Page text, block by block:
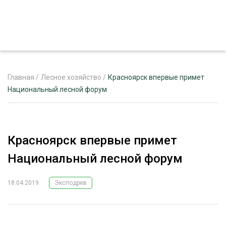
РЕКЛАМОДАТЕЛЯМ
ЛЕСНОЕ ХОЗЯЙСТВО
Главная / Лесное хозяйство / Красноярск впервые примет
Национальный лесной форум
Красноярск впервые примет
Национальный лесной форум
18.04.2019 Эксподрев